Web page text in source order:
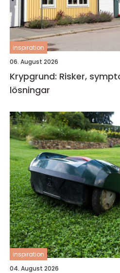
inspiration
06. August 2026
Krypgrund: Risker,
lösningar
inspiration
04. August 2026